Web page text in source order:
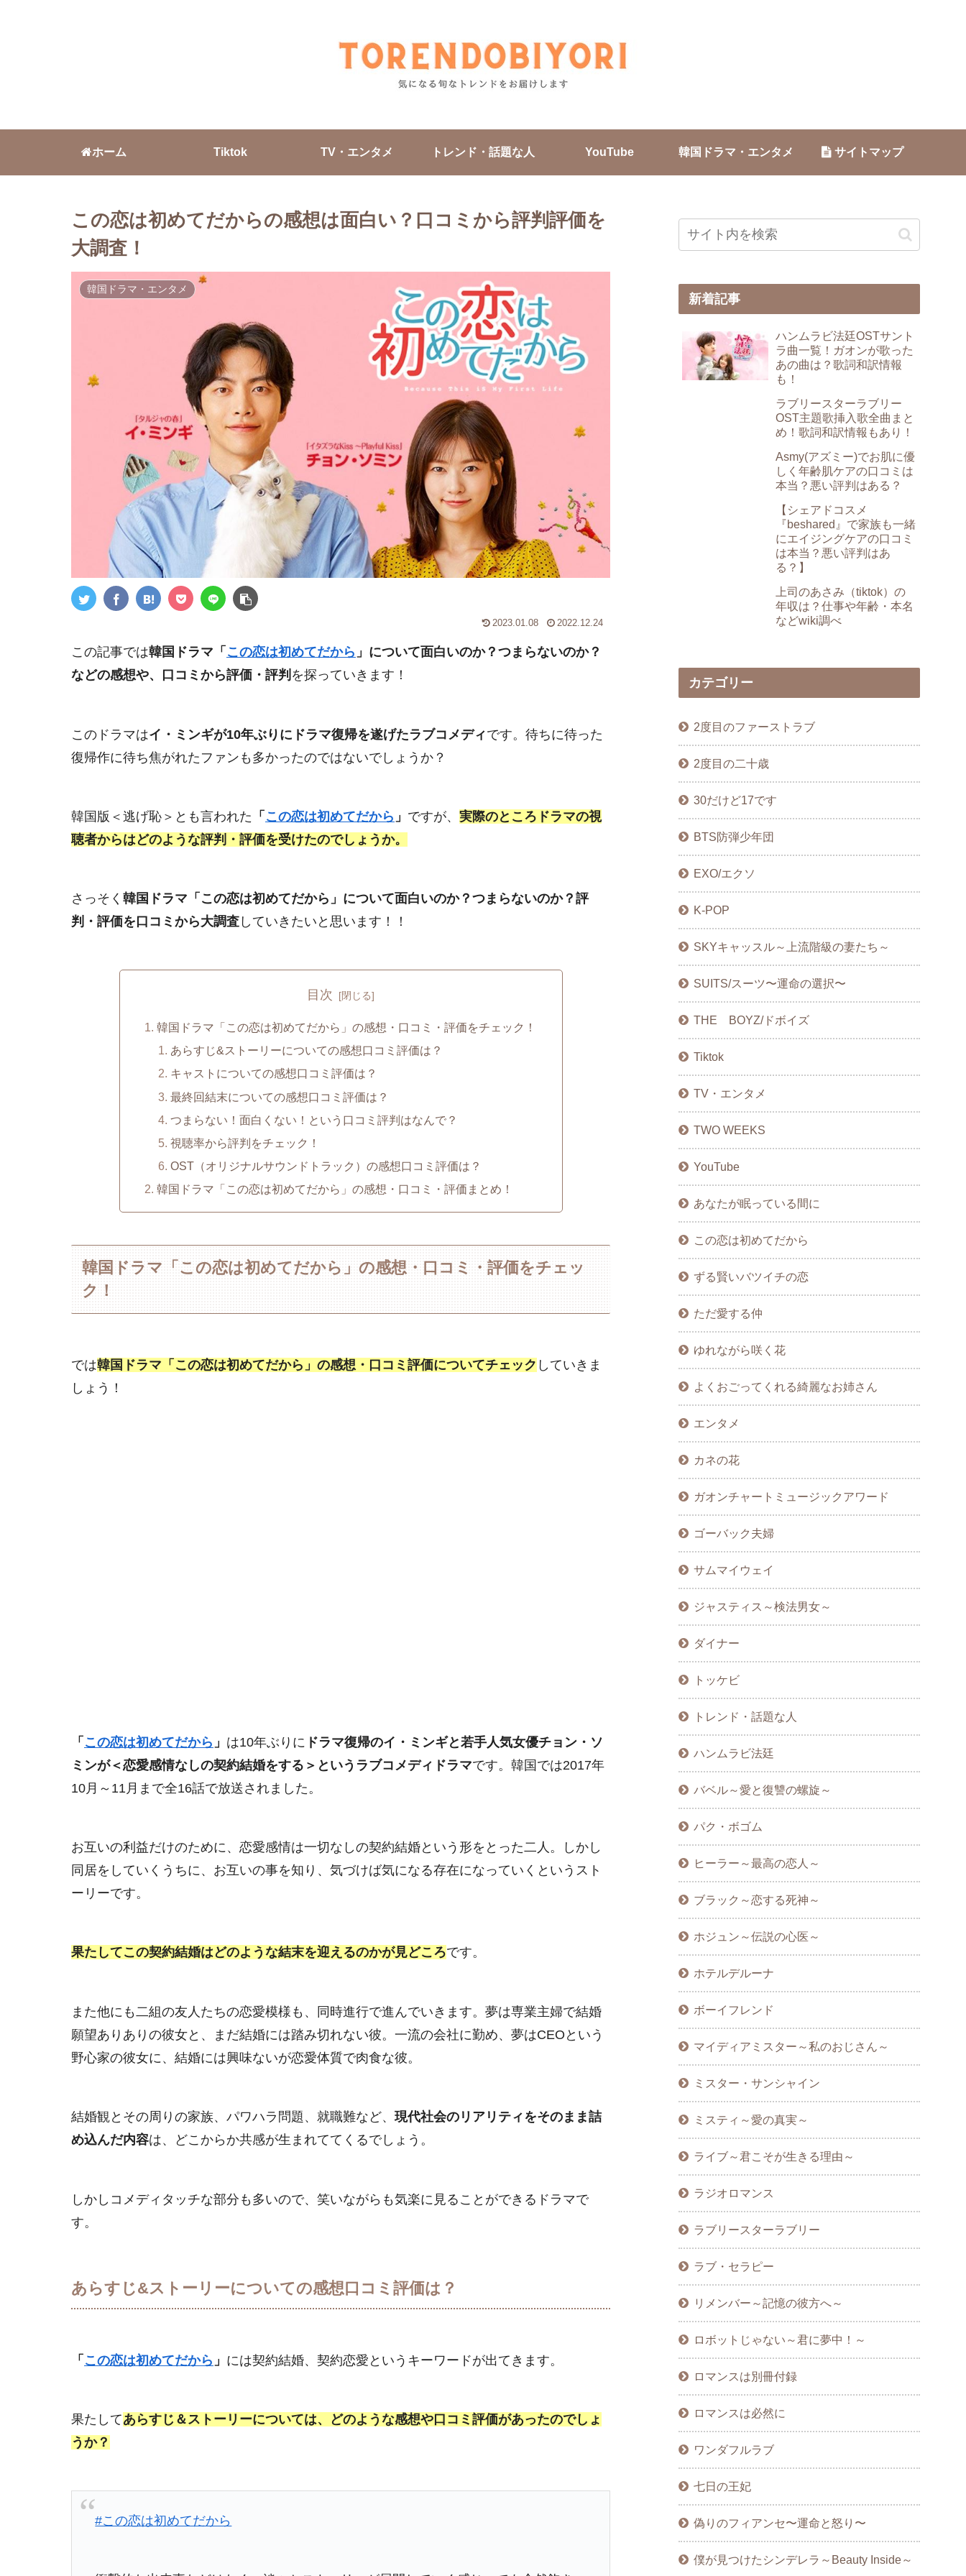
ホーム Tiktok TV・エンタメ トレンド・話題な人 YouTube 韓国ドラマ・エンタメ サイトマップ
この恋は初めてだからの感想は面白い？口コミから評判評価を
大調査！
韓国ドラマ・エンタメ
2023.01.08 2022.12.24
この記事では韓国ドラマ「 この恋は初めてだから 」について面白いのか？つまらないのか？
などの感想や、口コミから評価・評判 を探っていきます！
このドラマはイ・ミンギが10年ぶりにドラマ復帰を遂げたラブコメディです。待ちに待った
復帰作に待ち焦がれたファンも多かったのではないでしょうか？
韓国版＜逃げ恥＞とも言われた 「 この恋は初めてだから 」 ですが、 実際のところドラマの視
聴者からはどのような評判・評価を受けたのでしょうか。
さっそく 韓国ドラマ「この恋は初めてだから」について面白いのか？つまらないのか？評
判・評価を口コミから大調査 していきたいと思います！！
目次
韓国ドラマ「この恋は初めてだから」の感想・口コミ・評価をチェック！
あらすじ&ストーリーについての感想口コミ評価は？
キャストについての感想口コミ評価は？
最終回結末についての感想口コミ評価は？
つまらない！面白くない！という口コミ評判はなんで？
視聴率から評判をチェック！
OST（オリジナルサウンドトラック）の感想口コミ評価は？
韓国ドラマ「この恋は初めてだから」の感想・口コミ・評価まとめ！
韓国ドラマ「この恋は初めてだから」の感想・口コミ・評価をチェッ
ク！
では韓国ドラマ「この恋は初めてだから」の感想・口コミ評価についてチェック していきま
しょう！
「 この恋は初めてだから 」 は10年ぶりに ドラマ復帰のイ・ミンギと若手人気女優チョン・ソ
ミンが＜恋愛感情なしの契約結婚をする＞というラブコメディドラマです。韓国では2017年
10月～11月まで全16話で放送されました。
お互いの利益だけのために、恋愛感情は一切なしの契約結婚という形をとった二人。しかし
同居をしていくうちに、お互いの事を知り、気づけば気になる存在になっていくというスト
ーリーです。
果たしてこの契約結婚はどのような結末を迎えるのかが見どころです。
また他にも二組の友人たちの恋愛模様も、同時進行で進んでいきます。夢は専業主婦で結婚
願望ありありの彼女と、まだ結婚には踏み切れない彼。一流の会社に勤め、夢はCEOという
野心家の彼女に、結婚には興味ないが恋愛体質で肉食な彼。
結婚観とその周りの家族、パワハラ問題、就職難など、 現代社会のリアリティをそのまま詰
め込んだ内容は、どこからか共感が生まれててくるでしょう。
しかしコメディタッチな部分も多いので、笑いながらも気楽に見ることができるドラマで
す。
あらすじ&ストーリーについての感想口コミ評価は？
「 この恋は初めてだから 」 には契約結婚、契約恋愛というキーワードが出てきます。
果たしてあらすじ＆ストーリーについては、どのような感想や口コミ評価があったのでしょ
うか？
#この恋は初めてだから
新着記事
ハンムラビ法廷OSTサント
ラ曲一覧！ガオンが歌った
あの曲は？歌詞和訳情報
も！
ラブリースターラブリー
OST主題歌挿入歌全曲まと
め！歌詞和訳情報もあり！
Asmy(アズミー)でお肌に優
しく年齢肌ケアの口コミは
本当？悪い評判はある？
【シェアドコスメ
『beshared』で家族も一緒
にエイジングケアの口コミ
は本当？悪い評判はあ
る？】
上司のあさみ（tiktok）の
年収は？仕事や年齢・本名
などwiki調べ
カテゴリー
2度目のファーストラブ
2度目の二十歳
30だけど17です
BTS防弾少年団
EXO/エクソ
K-POP
SKYキャッスル～上流階級の妻たち～
SUITS/スーツ〜運命の選択〜
THE BOYZ/ドボイズ
Tiktok
TV・エンタメ
TWO WEEKS
YouTube
あなたが眠っている間に
この恋は初めてだから
ずる賢いバツイチの恋
ただ愛する仲
ゆれながら咲く花
よくおごってくれる綺麗なお姉さん
エンタメ
カネの花
ガオンチャートミュージックアワード
ゴーバック夫婦
サムマイウェイ
ジャスティス～検法男女～
ダイナー
トッケビ
トレンド・話題な人
ハンムラビ法廷
バベル～愛と復讐の螺旋～
パク・ボゴム
ヒーラー～最高の恋人～
ブラック～恋する死神～
ホジュン～伝説の心医～
ホテルデルーナ
ボーイフレンド
マイディアミスター～私のおじさん～
ミスター・サンシャイン
ミスティ～愛の真実～
ライブ～君こそが生きる理由～
ラジオロマンス
ラブリースターラブリー
ラブ・セラピー
リメンバー～記憶の彼方へ～
ロボットじゃない～君に夢中！～
ロマンスは別冊付録
ロマンスは必然に
ワンダフルラブ
七日の王妃
偽りのフィアンセ〜運命と怒り〜
僕が見つけたシンデレラ～Beauty Inside～